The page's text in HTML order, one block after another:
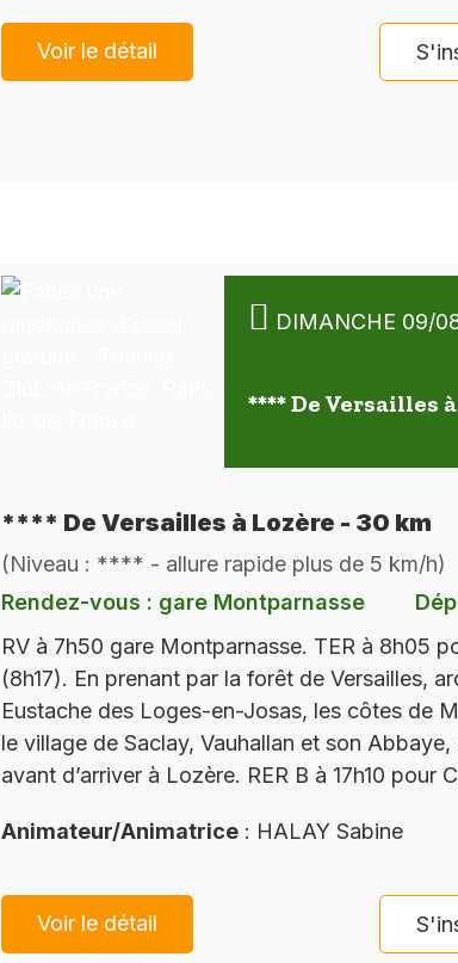
Voir le détail
DIMANCHE 09/
**** De Versailles
**** De Versailles à Lozère - 30 km
(Niveau : **** - allure rapide plus de 5 km/h)
Rendez-vous : gare Montparnasse
RV à 7h50 gare Montparnasse. TER à 8h05
(8h17). En prenant par la forêt de Versailles,
Eustache des Loges-en-Josas, les côtes de
le village de Saclay, Vauhallan et son
avant d’arriver à Lozère. RER B à 17h10 pour
Animateur/Animatrice : HALAY Sabine
Voir le détail